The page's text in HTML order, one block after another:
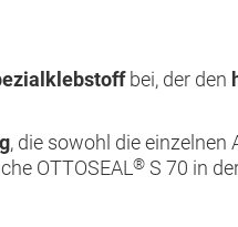
bei, der den
, die sowohl die
OTTOSEAL® S 70 in